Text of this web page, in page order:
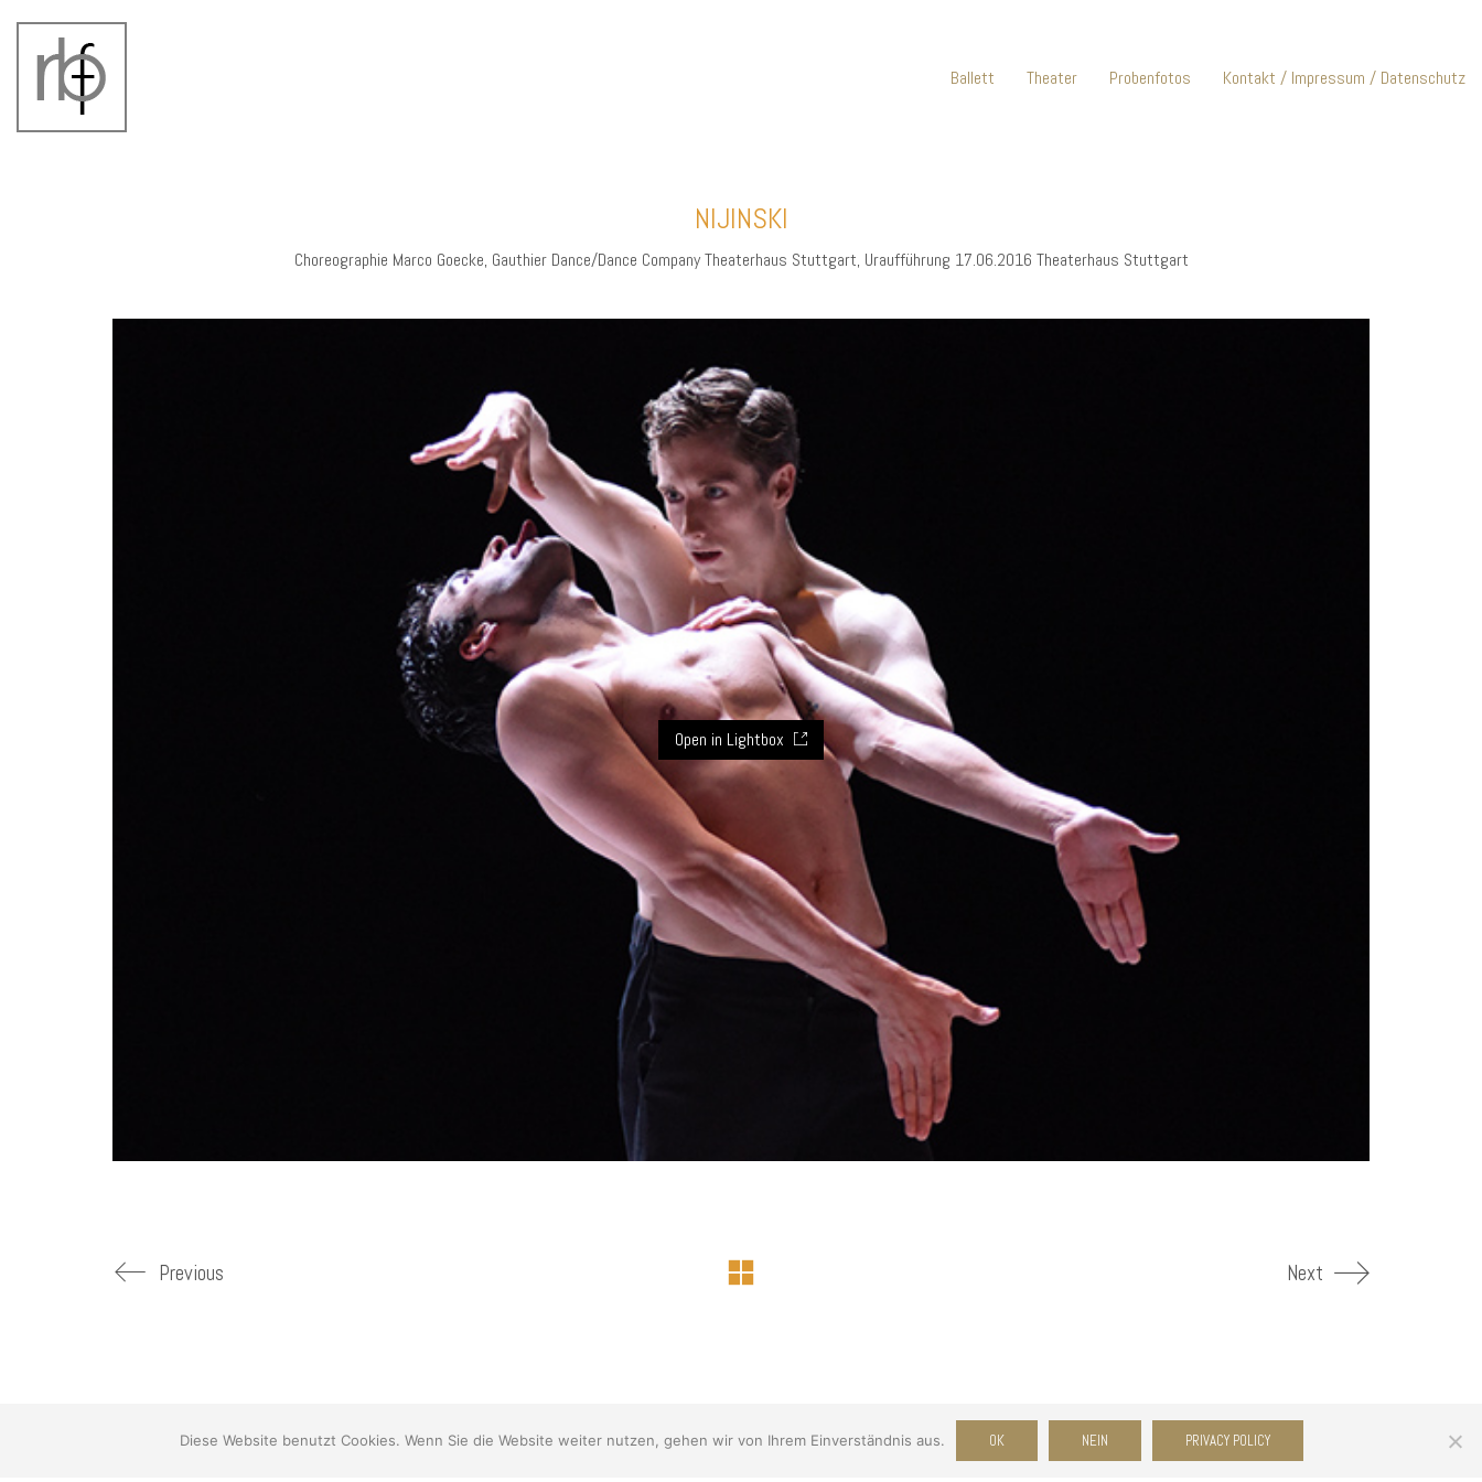
Ballett Theater Probenfotos Kontakt / Impressum / Datenschutz
NIJINSKI
Choreographie Marco Goecke, Gauthier Dance/Dance Company Theaterhaus Stuttgart, Uraufführung 17.06.2016 Theaterhaus Stuttgart
Open in Lightbox
Previous Next
© Copyright 2026 WWW.RB-FOTOGRAFIE.DE . All Rights Reserved.
Diese Website benutzt Cookies. Wenn Sie die Website weiter nutzen, gehen wir von Ihrem Einverständnis aus. OK NEIN PRIVACY POLICY